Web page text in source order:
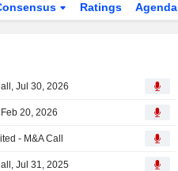
Ratings Agenda
Jul 30, 2026
20, 2026
- M&A Call
Jul 31, 2025